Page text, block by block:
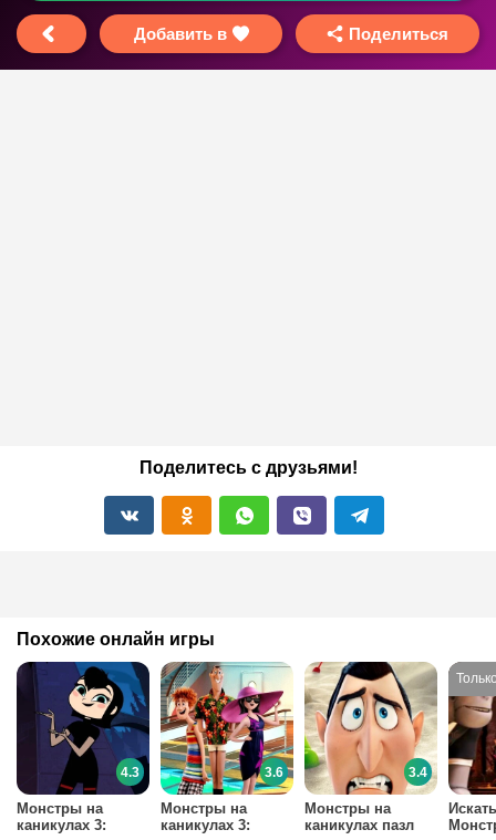
Добавить в Поделиться
Поделитесь с друзьями!
Похожие онлайн игры
Монстры на
каникулах 3:
4.3
Монстры на
каникулах 3:
3.6
Монстры на
каникулах пазл
3.4